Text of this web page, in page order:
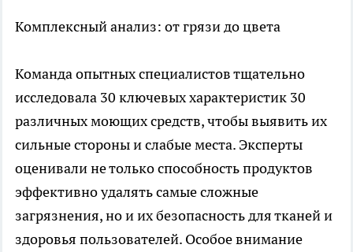
Комплексный анализ: от грязи до цвета
Команда опытных специалистов тщательно
исследовала 30 ключевых характеристик 30
различных моющих средств, чтобы выявить их
сильные стороны и слабые места. Эксперты
оценивали не только способность продуктов
эффективно удалять самые сложные
загрязнения, но и их безопасность для тканей и
здоровья пользователей. Особое внимание